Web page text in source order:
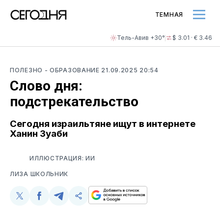
Тель-Авив +30° $ 3.01 · € 3.46
ТЕМНАЯ
ПОЛЕЗНО - ОБРАЗОВАНИЕ 21.09.2025 20:54
Слово дня:
подстрекательство
Сегодня израильтяне ищут в интернете
Ханин Зуаби
ИЛЛЮСТРАЦИЯ: ИИ
ЛИЗА ШКОЛЬНИК
Поделиться
Поделиться
Поделиться
Скопируйте